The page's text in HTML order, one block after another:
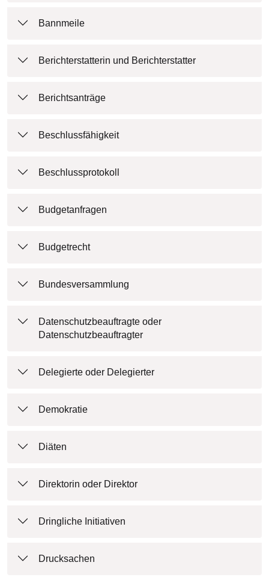
Bannmeile
Berichterstatterin und Berichterstatter
Berichtsanträge
Beschlussfähigkeit
Beschlussprotokoll
Budgetanfragen
Budgetrecht
Bundesversammlung
Datenschutzbeauftragte oder
Datenschutzbeauftragter
Delegierte oder Delegierter
Demokratie
Diäten
Direktorin oder Direktor
Dringliche Initiativen
Drucksachen